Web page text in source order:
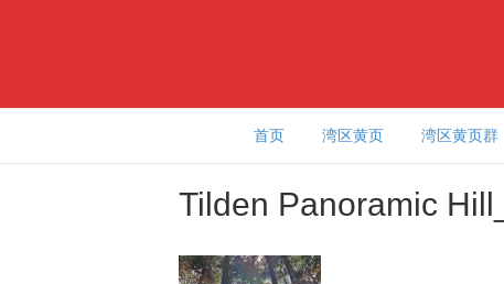
首页 湾区黄页 湾区黄页群
Tilden Panoramic